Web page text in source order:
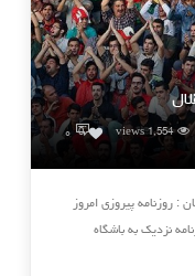
1,554 views
0 ۰
: روزنامه پیروزی امروز
نزدیک به باشگاه